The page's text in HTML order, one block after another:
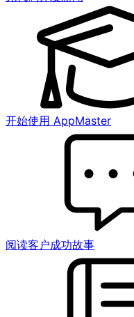
开始使用 AppMaster
阅读客户成功故事